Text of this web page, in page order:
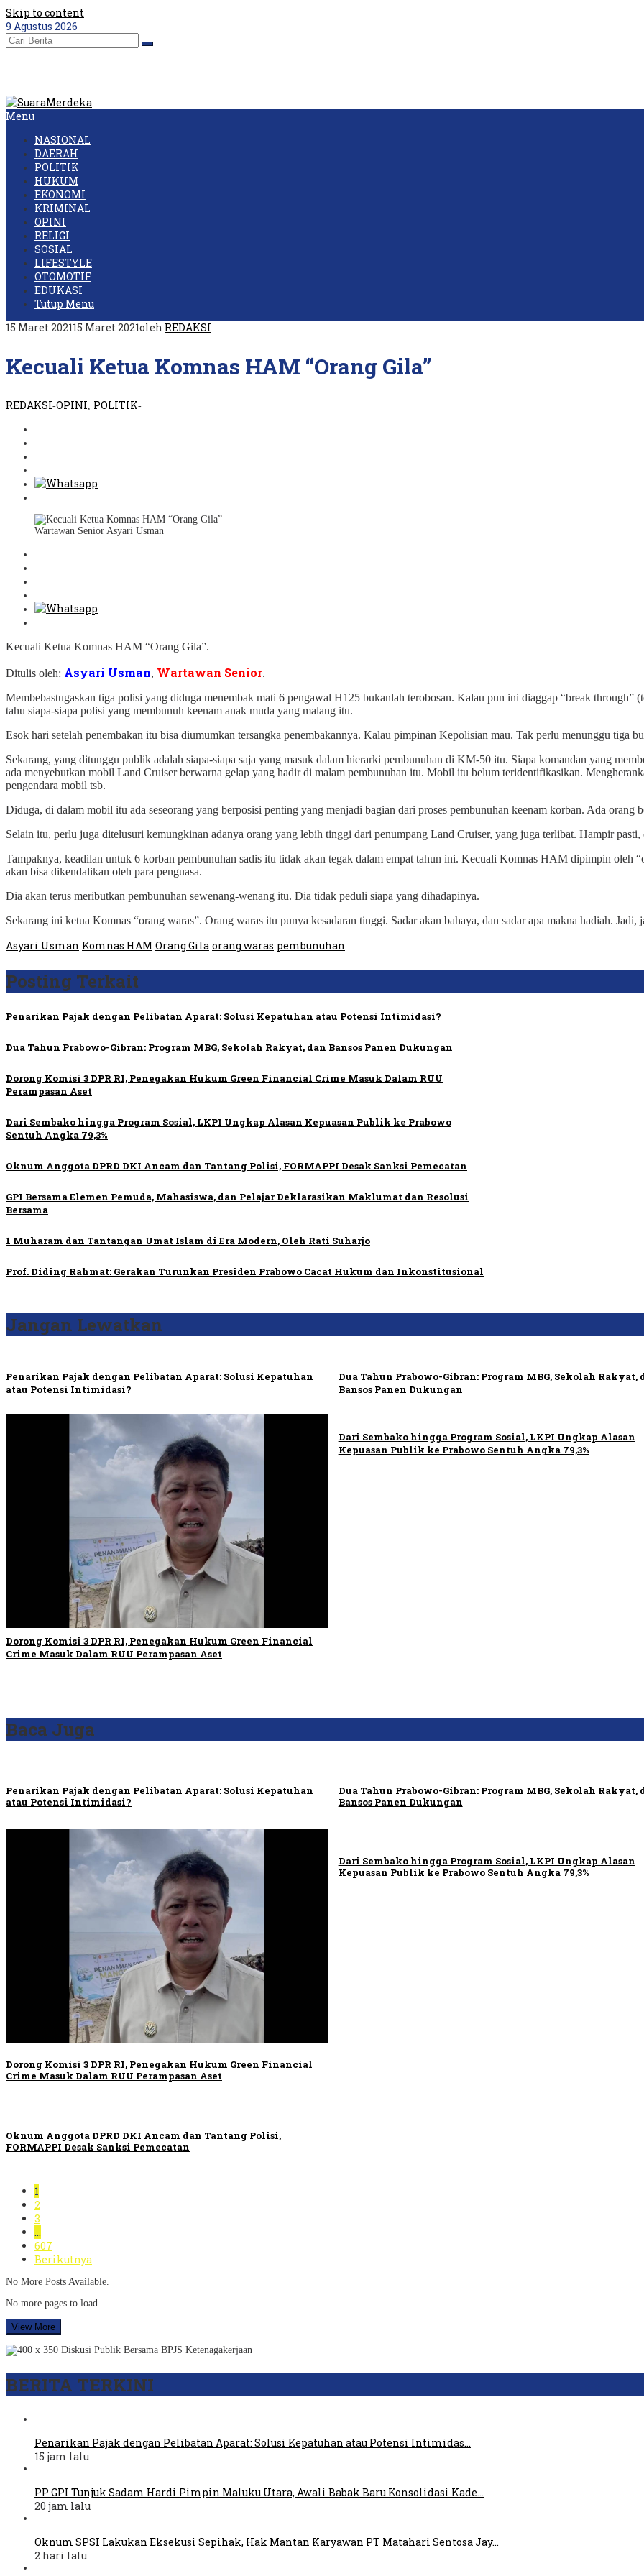
Skip to content
9 Agustus 2026
Menu
NASIONAL
DAERAH
POLITIK
HUKUM
EKONOMI
KRIMINAL
OPINI
RELIGI
SOSIAL
LIFESTYLE
OTOMOTIF
EDUKASI
Tutup Menu
15 Maret 202115 Maret 2021oleh REDAKSI
Kecuali Ketua Komnas HAM “Orang Gila”
REDAKSI-OPINI POLITIK-
Wartawan Senior Asyari Usman
Kecuali Ketua Komnas HAM “Orang Gila”.
Ditulis oleh: Asyari Usman, Wartawan Senior.
Membebastugaskan tiga polisi yang diduga menembak mati 6 pengawal H125 bukanlah terobosan. Kalau pun ini diaggap “break through”
tahu siapa-siapa polisi yang membunuh keenam anak muda yang malang itu.
Esok hari setelah penembakan itu bisa diumumkan tersangka penembakannya. Kalau pimpinan Kepolisian mau. Tak perlu menunggu tiga
Sekarang, yang ditunggu publik adalah siapa-siapa saja yang masuk dalam hierarki pembunuhan di KM-50 itu. Siapa komandan yang
ada menyebutkan mobil Land Cruiser berwarna gelap yang hadir di malam pembunuhan itu. Mobil itu belum teridentifikasikan.
pengendara mobil tsb.
Diduga, di dalam mobil itu ada seseorang yang berposisi penting yang menjadi bagian dari proses pembunuhan keenam korban. Ada
Selain itu, perlu juga ditelusuri kemungkinan adanya orang yang lebih tinggi dari penumpang Land Cruiser, yang juga terlibat. Hampir
Tampaknya, keadilan untuk 6 korban pembunuhan sadis itu tidak akan tegak dalam empat tahun ini. Kecuali Komnas HAM dipimpin oleh
akan bisa dikendalikan oleh para penguasa.
Dia akan terus meributkan pembunuhan sewenang-wenang itu. Dia tidak peduli siapa yang dihadapinya.
Sekarang ini ketua Komnas “orang waras”. Orang waras itu punya kesadaran tinggi. Sadar akan bahaya, dan sadar apa makna hadiah. Jadi,
Asyari Usman Komnas HAM Orang Gila orang waras pembunuhan
Posting Terkait
Penarikan Pajak dengan Pelibatan Aparat: Solusi Kepatuhan atau Potensi Intimidasi?
Dua Tahun Prabowo-Gibran: Program MBG, Sekolah Rakyat, dan Bansos Panen Dukungan
Dorong Komisi 3 DPR RI, Penegakan Hukum Green Financial Crime Masuk Dalam RUU
Perampasan Aset
Dari Sembako hingga Program Sosial, LKPI Ungkap Alasan Kepuasan Publik ke Prabowo
Sentuh Angka 79,3%
Oknum Anggota DPRD DKI Ancam dan Tantang Polisi, FORMAPPI Desak Sanksi Pemecatan
GPI Bersama Elemen Pemuda, Mahasiswa, dan Pelajar Deklarasikan Maklumat dan Resolusi
Bersama
1 Muharam dan Tantangan Umat Islam di Era Modern, Oleh Rati Suharjo
Prof. Diding Rahmat: Gerakan Turunkan Presiden Prabowo Cacat Hukum dan Inkonstitusional
Jangan Lewatkan
Penarikan Pajak dengan Pelibatan Aparat: Solusi Kepatuhan
atau Potensi Intimidasi?
Dua Tahun Prabowo-Gibran: Program MBG, Sekolah Rakyat,
Bansos Panen Dukungan
Dorong Komisi 3 DPR RI, Penegakan Hukum Green Financial
Crime Masuk Dalam RUU Perampasan Aset
Dari Sembako hingga Program Sosial, LKPI Ungkap Alasan
Kepuasan Publik ke Prabowo Sentuh Angka 79,3%
Baca Juga
Penarikan Pajak dengan Pelibatan Aparat: Solusi Kepatuhan
atau Potensi Intimidasi?
Dua Tahun Prabowo-Gibran: Program MBG, Sekolah Rakyat,
Bansos Panen Dukungan
Dorong Komisi 3 DPR RI, Penegakan Hukum Green Financial
Crime Masuk Dalam RUU Perampasan Aset
Dari Sembako hingga Program Sosial, LKPI Ungkap Alasan
Kepuasan Publik ke Prabowo Sentuh Angka 79,3%
Oknum Anggota DPRD DKI Ancam dan Tantang Polisi,
FORMAPPI Desak Sanksi Pemecatan
1
2
3
…
607
Berikutnya
No More Posts Available.
No more pages to load.
View More
BERITA TERKINI
Penarikan Pajak dengan Pelibatan Aparat: Solusi Kepatuhan atau Potensi Intimidas…
15 jam lalu
PP GPI Tunjuk Sadam Hardi Pimpin Maluku Utara, Awali Babak Baru Konsolidasi Kade…
20 jam lalu
Oknum SPSI Lakukan Eksekusi Sepihak, Hak Mantan Karyawan PT Matahari Sentosa Jay…
2 hari lalu